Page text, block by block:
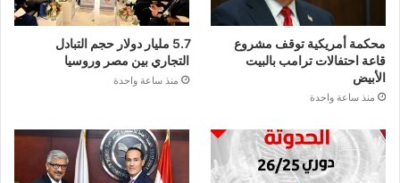
محكمة أمريكية توقف مشروع
قاعة احتفالات ترامب بالبيت
الأبيض
منذ ساعة واحدة
5.7 مليار دولار حجم التبادل
التجاري بين مصر وروسيا
منذ ساعة واحدة